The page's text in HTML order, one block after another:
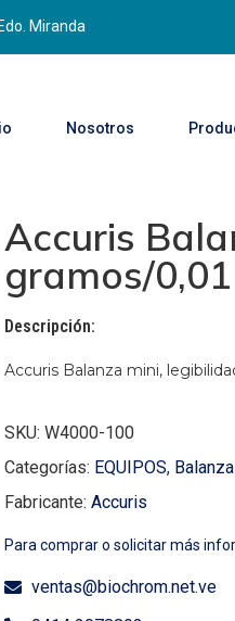
Miranda
Nosotros
Accuris
gramos/
Descripción:
Accuris Balanza mini,
SKU: W4000-100
Categorías: EQUIPOS,
Fabricante: Accuris
Para comprar o solicitar más
ventas@biochrom.net.ve